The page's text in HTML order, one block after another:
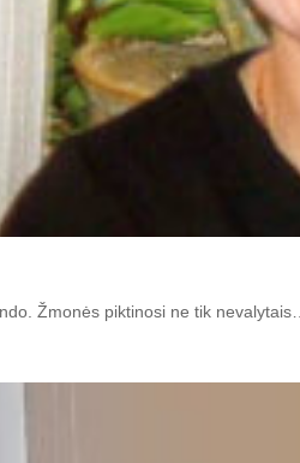
Žmonės piktinosi ne tik nevalytais…